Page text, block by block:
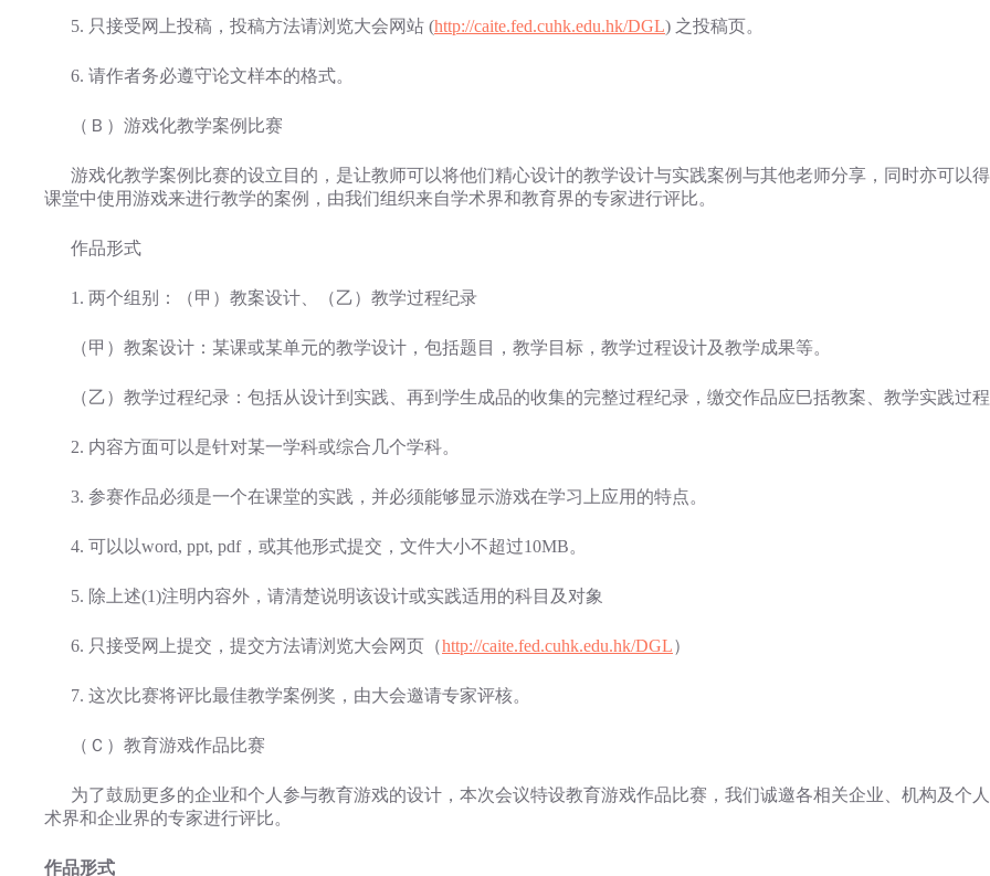
5. 只接受网上投稿，投稿方法请浏览大会网站 (http://caite.fed.cuhk.edu.hk/DGL) 之投稿页。
6. 请作者务必遵守论文样本的格式。
（Ｂ）游戏化教学案例比赛
游戏化教学案例比赛的设立目的，是让教师可以将他们精心设计的教学设计与实践案例与其他老师分享，同时亦可以
课堂中使用游戏来进行教学的案例，由我们组织来自学术界和教育界的专家进行评比。
作品形式
1. 两个组别：（甲）教案设计、（乙）教学过程纪录
（甲）教案设计：某课或某单元的教学设计，包括题目，教学目标，教学过程设计及教学成果等。
（乙）教学过程纪录：包括从设计到实践、再到学生成品的收集的完整过程纪录，缴交作品应巳括教案、教学实践过
2. 内容方面可以是针对某一学科或综合几个学科。
3. 参赛作品必须是一个在课堂的实践，并必须能够显示游戏在学习上应用的特点。
4. 可以以word, ppt, pdf，或其他形式提交，文件大小不超过10MB。
5. 除上述(1)注明内容外，请清楚说明该设计或实践适用的科目及对象
6. 只接受网上提交，提交方法请浏览大会网页（http://caite.fed.cuhk.edu.hk/DGL）
7. 这次比赛将评比最佳教学案例奖，由大会邀请专家评核。
（Ｃ）教育游戏作品比赛
为了鼓励更多的企业和个人参与教育游戏的设计，本次会议特设教育游戏作品比赛，我们诚邀各相关企业、机构及个
术界和企业界的专家进行评比。
作品形式